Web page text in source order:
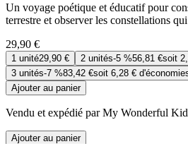
Un voyage poétique et éducatif pour
terrestre et observer les constellations
29,90 €
1 unité29,90 € 2 unités-5 %56,81 €soit
3 unités-7 %83,42 €soit 6,28 €
Ajouter au panier
Vendu et expédié par My Wonderful
Ajouter au panier